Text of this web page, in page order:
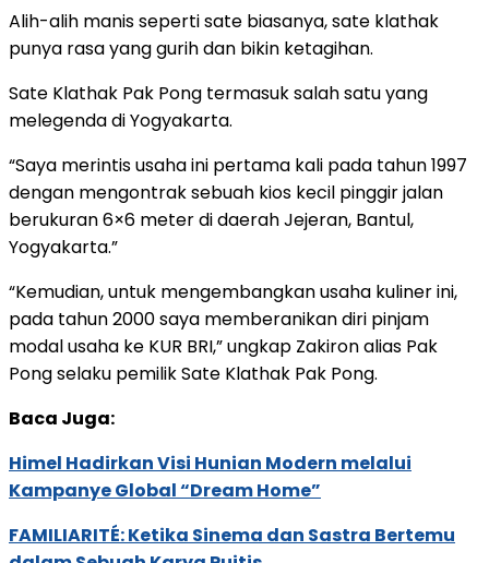
Alih-alih manis seperti sate biasanya, sate klathak
punya rasa yang gurih dan bikin ketagihan.
Sate Klathak Pak Pong termasuk salah satu yang
melegenda di Yogyakarta.
“Saya merintis usaha ini pertama kali pada tahun 1997
dengan mengontrak sebuah kios kecil pinggir jalan
berukuran 6×6 meter di daerah Jejeran, Bantul,
Yogyakarta.”
“Kemudian, untuk mengembangkan usaha kuliner ini,
pada tahun 2000 saya memberanikan diri pinjam
modal usaha ke KUR BRI,” ungkap Zakiron alias Pak
Pong selaku pemilik Sate Klathak Pak Pong.
Baca Juga:
Himel Hadirkan Visi Hunian Modern melalui
Kampanye Global “Dream Home”
FAMILIARITÉ: Ketika Sinema dan Sastra Bertemu